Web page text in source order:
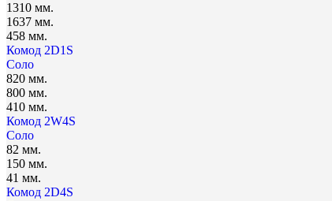
1310 мм.
1637 мм.
458 мм.
Комод 2D1S
Соло
820 мм.
800 мм.
410 мм.
Комод 2W4S
Соло
82 мм.
150 мм.
41 мм.
Комод 2D4S